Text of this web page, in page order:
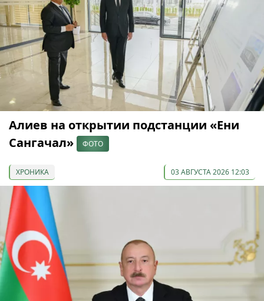
Алиев на открытии подстанции «Ени
Сангачал»
ФОТО
ХРОНИКА 03 АВГУСТА 2026 12:03